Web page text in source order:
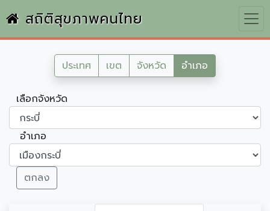
สถิติสุขภาพคนไทย
ประเทศ เขต จังหวัด อำเภอ
เลือกจังหวัด
อำเภอ
ตกลง